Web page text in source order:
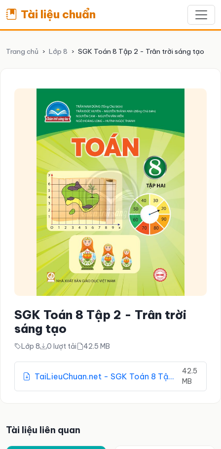
Tài liệu chuẩn
Trang chủ › Lớp 8 › SGK Toán 8 Tập 2 - Trân trời sáng tạo
SGK Toán 8 Tập 2 - Trân trời
sáng tạo
Lớp 8 0 lượt tải 42.5 MB
TaiLieuChuan.net - SGK Toán 8 Tập 2 - Trân trời sáng tạo.pdf
42.5
MB
Tài liệu liên quan